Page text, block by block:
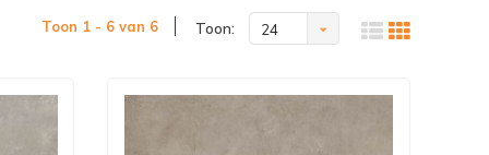
Toon 1 - 6 van 6 Toon: 24